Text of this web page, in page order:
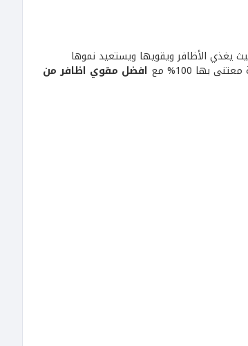
يغذي الأظافر ويقويها ويستعيد نموها
100% مع افضل مقوي اظافر من